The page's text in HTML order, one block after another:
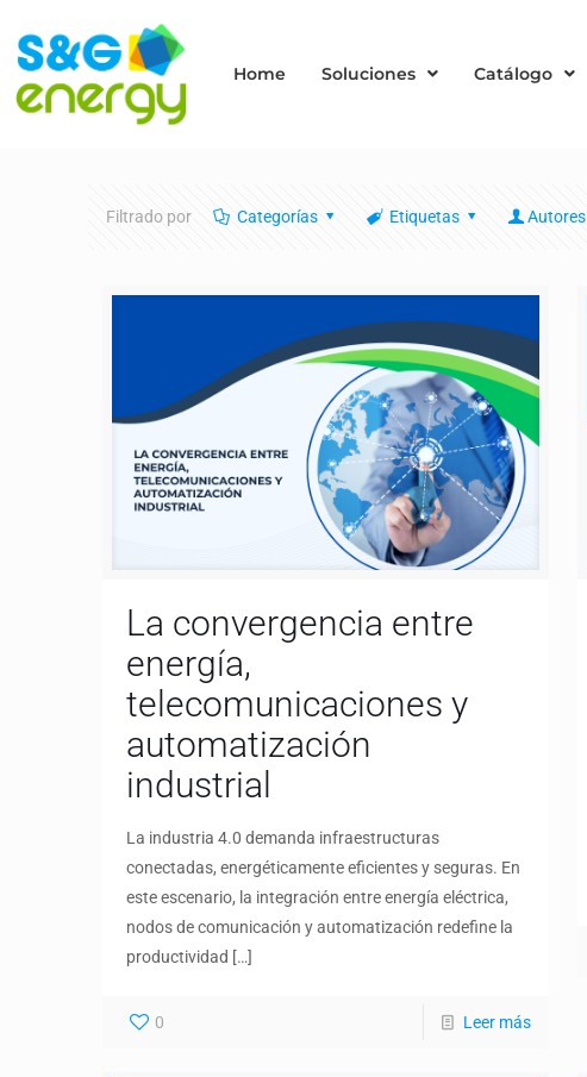
Home Soluciones Catálogo
Filtrado por Categorías Etiquetas Autores
La convergencia entre
energía,
telecomunicaciones y
automatización
industrial
La industria 4.0 demanda infraestructuras
conectadas, energéticamente eficientes y seguras. En
este escenario, la integración entre energía eléctrica,
nodos de comunicación y automatización redefine la
productividad […]
0 Leer más